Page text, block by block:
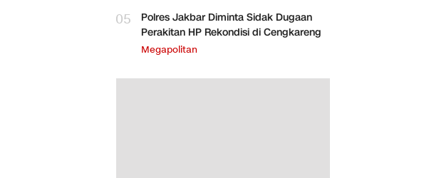
05
Polres Jakbar Diminta Sidak Dugaan
Perakitan HP Rekondisi di Cengkareng
Megapolitan